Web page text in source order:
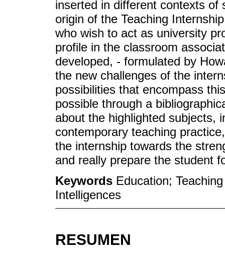
inserted in different contexts of
origin of the Teaching
who wish to act as university
profile in the classroom
developed, - formulated by
the new challenges of the
possibilities that encompass
possible through a
about the highlighted subjects,
contemporary teaching
the internship towards the
and really prepare the student
Keywords Education;
Intelligences
RESUMEN